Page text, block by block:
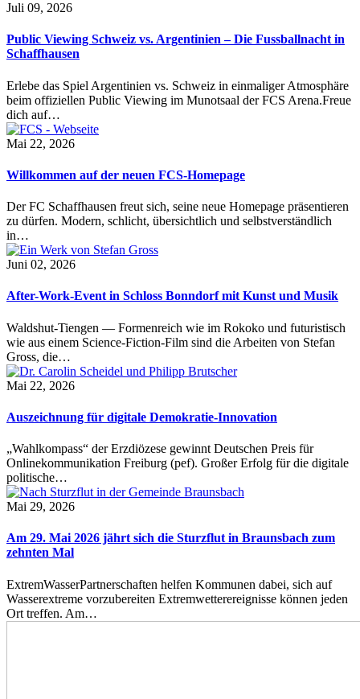
Juli 09, 2026
Public Viewing Schweiz vs. Argentinien – Die Fussballnacht in
Schaffhausen
Erlebe das Spiel Argentinien vs. Schweiz in einmaliger Atmosphäre
beim offiziellen Public Viewing im Munotsaal der FCS Arena.Freue
dich auf…
Mai 22, 2026
Willkommen auf der neuen FCS-Homepage
Der FC Schaffhausen freut sich, seine neue Homepage präsentieren
zu dürfen. Modern, schlicht, übersichtlich und selbstverständlich
in…
Juni 02, 2026
After-Work-Event in Schloss Bonndorf mit Kunst und Musik
Waldshut-Tiengen — Formenreich wie im Rokoko und futuristisch
wie aus einem Science-Fiction-Film sind die Arbeiten von Stefan
Gross, die…
Mai 22, 2026
Auszeichnung für digitale Demokratie-Innovation
„Wahlkompass“ der Erzdiözese gewinnt Deutschen Preis für
Onlinekommunikation Freiburg (pef). Großer Erfolg für die digitale
politische…
Mai 29, 2026
Am 29. Mai 2026 jährt sich die Sturzflut in Braunsbach zum
zehnten Mal
ExtremWasserPartnerschaften helfen Kommunen dabei, sich auf
Wasserextreme vorzubereiten Extremwetterereignisse können jeden
Ort treffen. Am…